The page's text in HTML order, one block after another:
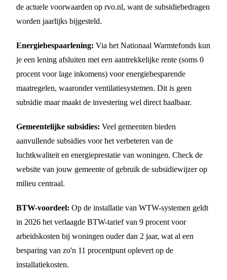
de actuele voorwaarden op rvo.nl, want de subsidiebedragen
worden jaarlijks bijgesteld.
Energiebespaarlening: Via het Nationaal Warmtefonds kun
je een lening afsluiten met een aantrekkelijke rente (soms 0
procent voor lage inkomens) voor energiebesparende
maatregelen, waaronder ventilatiesystemen. Dit is geen
subsidie maar maakt de investering wel direct haalbaar.
Gemeentelijke subsidies: Veel gemeenten bieden
aanvullende subsidies voor het verbeteren van de
luchtkwaliteit en energieprestatie van woningen. Check de
website van jouw gemeente of gebruik de subsidiewijzer op
milieu centraal.
BTW-voordeel: Op de installatie van WTW-systemen geldt
in 2026 het verlaagde BTW-tarief van 9 procent voor
arbeidskosten bij woningen ouder dan 2 jaar, wat al een
besparing van zo'n 11 procentpunt oplevert op de
installatiekosten.